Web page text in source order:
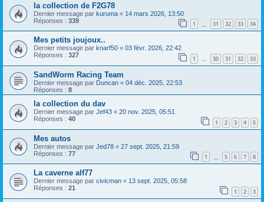
la collection de F2G78
Dernier message par kuruma « 14 mars 2026, 13:50
Réponses : 339 1 31 32 33 34
Mes petits joujoux..
Dernier message par knarf50 « 03 févr. 2026, 22:42
Réponses : 327 1 … 30 31 32 33
SandWorm Racing Team
Dernier message par Duncan « 04 déc. 2025, 22:53
Réponses : 8
la collection du dav
Dernier message par Jef43 « 20 nov. 2025, 05:51
Réponses : 40 1 2 3 4 5
Mes autos
Dernier message par Jed78 « 27 sept. 2025, 21:59
Réponses : 77 1 5 6 7 8
La caverne alf77
Dernier message par civicman « 13 sept. 2025, 05:58
Réponses : 21 1 2 3